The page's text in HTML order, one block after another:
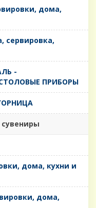
дома,
сервировка,
-
ПРИБОРЫ
сувениры
дома, кухни и
дома,